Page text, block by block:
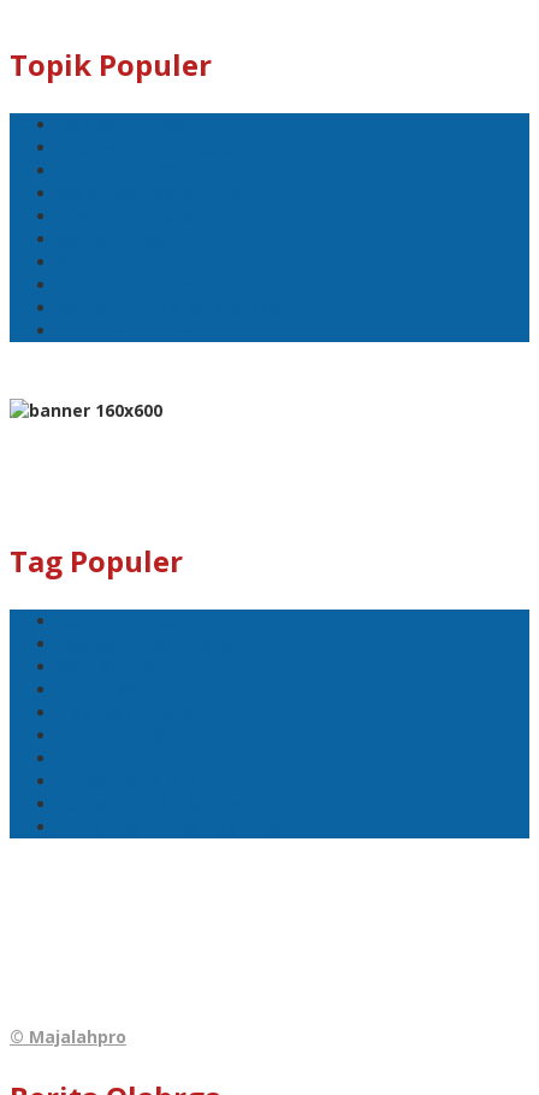
Topik Populer
Tag Populer
© Majalahpro